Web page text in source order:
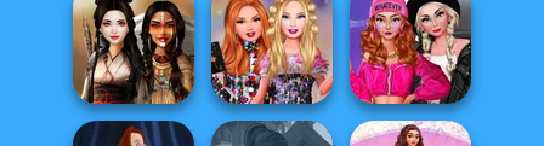
Tiny Baker Ocean
Jelly Cake
Dessert Girl Barbie